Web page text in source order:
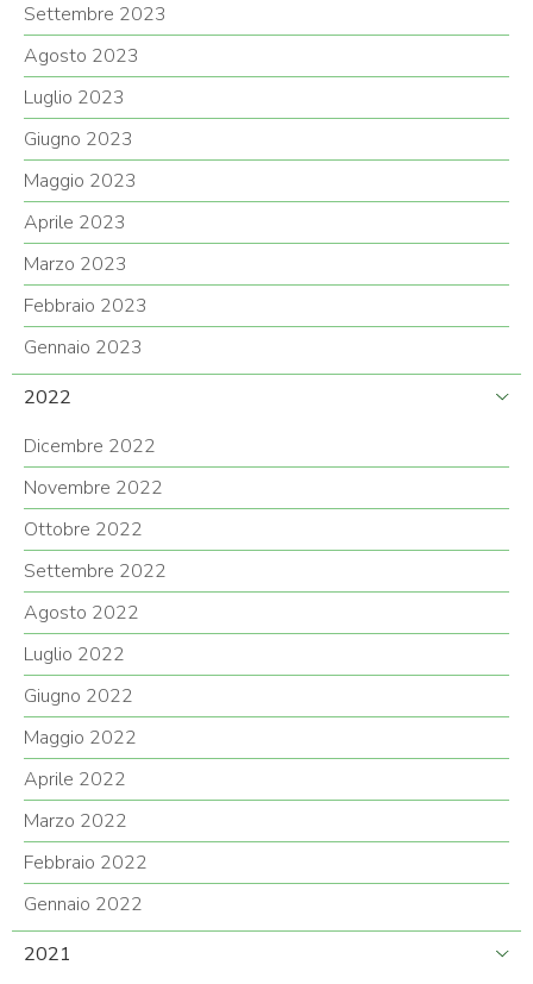
Settembre 2023
Agosto 2023
Luglio 2023
Giugno 2023
Maggio 2023
Aprile 2023
Marzo 2023
Febbraio 2023
Gennaio 2023
2022
Dicembre 2022
Novembre 2022
Ottobre 2022
Settembre 2022
Agosto 2022
Luglio 2022
Giugno 2022
Maggio 2022
Aprile 2022
Marzo 2022
Febbraio 2022
Gennaio 2022
2021